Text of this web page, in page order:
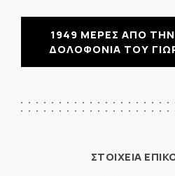
1949 ΜΕΡΕΣ ΑΠΟ
ΔΟΛΟΦΟΝΙΑ ΤΟΥ
ΣΤΟΙΧΕΙΑ